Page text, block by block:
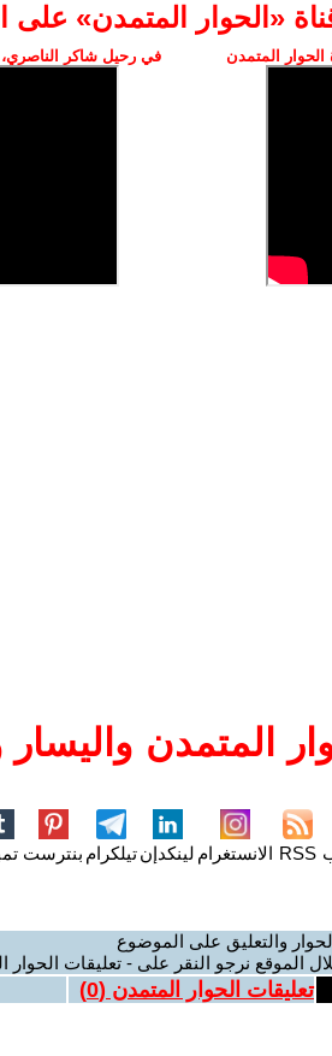
‫«الحوار المتمدن» على
المتمدن في رحيل شاكر
المتمدن واليسار
RSS الانستغرام لينكدإنتيلكرام بنترست
والتعليق على الموضوع
الموقع نرجو النقر على - تعليقات الحوار
تعليقات الحوار المتمدن (0
)